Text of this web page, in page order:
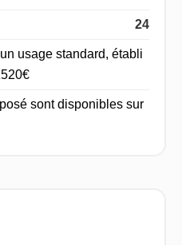
24
usage standard, établi
sont disponibles sur